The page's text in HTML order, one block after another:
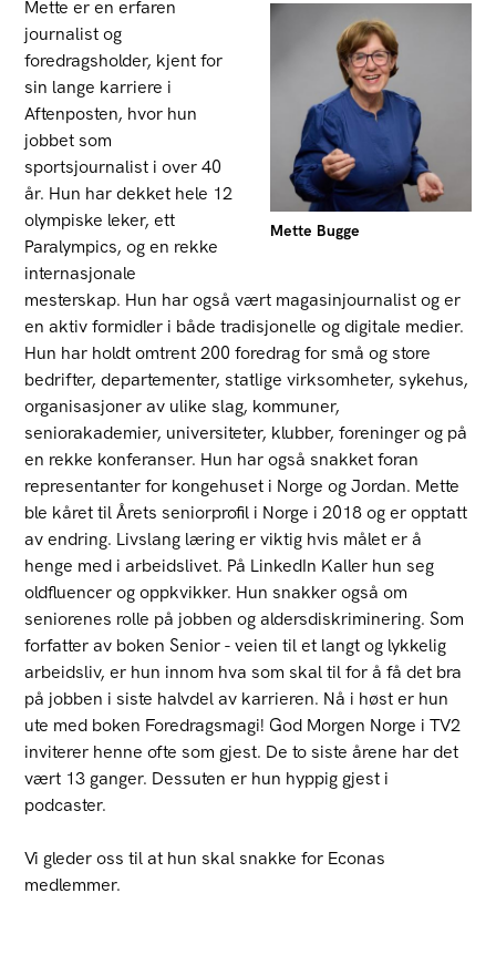
Mette Bugge
Mette er en erfaren
journalist og
foredragsholder, kjent for
sin lange karriere i
Aftenposten, hvor hun
jobbet som
sportsjournalist i over 40
år. Hun har dekket hele 12
olympiske leker, ett
Paralympics, og en rekke
internasjonale
mesterskap. Hun har også vært magasinjournalist og er
en aktiv formidler i både tradisjonelle og digitale medier.
Hun har holdt omtrent 200 foredrag for små og store
bedrifter, departementer, statlige virksomheter, sykehus,
organisasjoner av ulike slag, kommuner,
seniorakademier, universiteter, klubber, foreninger og på
en rekke konferanser. Hun har også snakket foran
representanter for kongehuset i Norge og Jordan. Mette
ble kåret til Årets seniorprofil i Norge i 2018 og er opptatt
av endring. Livslang læring er viktig hvis målet er å
henge med i arbeidslivet. På LinkedIn Kaller hun seg
oldfluencer og oppkvikker. Hun snakker også om
seniorenes rolle på jobben og aldersdiskriminering. Som
forfatter av boken Senior - veien til et langt og lykkelig
arbeidsliv, er hun innom hva som skal til for å få det bra
på jobben i siste halvdel av karrieren. Nå i høst er hun
ute med boken Foredragsmagi! God Morgen Norge i TV2
inviterer henne ofte som gjest. De to siste årene har det
vært 13 ganger. Dessuten er hun hyppig gjest i
podcaster.
Vi gleder oss til at hun skal snakke for Econas
medlemmer.